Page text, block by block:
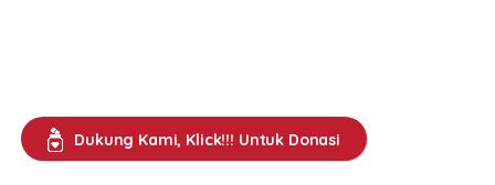
Dukung Kami, Klick!!! Untuk Donasi